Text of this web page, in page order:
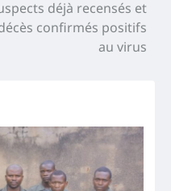
déjà recensés et
confirmés positifs
au virus